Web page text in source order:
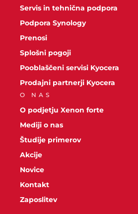
Servis in tehnična podpora
Podpora Synology
Prenosi
Splošni pogoji
Pooblaščeni servisi Kyocera
Prodajni partnerji Kyocera
O NAS
O podjetju Xenon forte
Mediji o nas
Študije primerov
Akcije
Novice
Kontakt
Zaposlitev